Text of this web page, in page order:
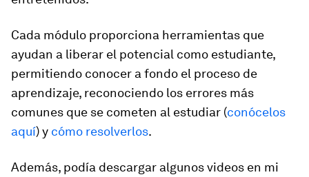
Cada módulo proporciona herramientas que
ayudan a liberar el potencial como estudiante,
permitiendo conocer a fondo el proceso de
aprendizaje, reconociendo los errores más
comunes que se cometen al estudiar (conócelos
aquí) y cómo resolverlos.
Además, podía descargar algunos videos en mi